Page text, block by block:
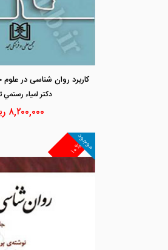
دكتر لمياء رستمي
۸,۲۰۰,۰۰۰
۱۰%
موجود